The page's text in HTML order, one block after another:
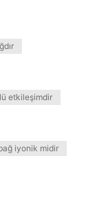
etkileşimdir
iyonik midir